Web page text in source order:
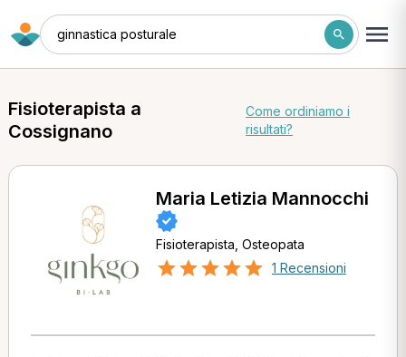
ginnastica posturale
Fisioterapista a
Cossignano
Come ordiniamo i
risultati?
Maria Letizia Mannocchi
Fisioterapista, Osteopata
1 Recensioni